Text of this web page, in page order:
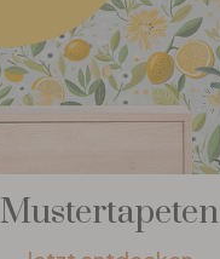
Mustertapeten